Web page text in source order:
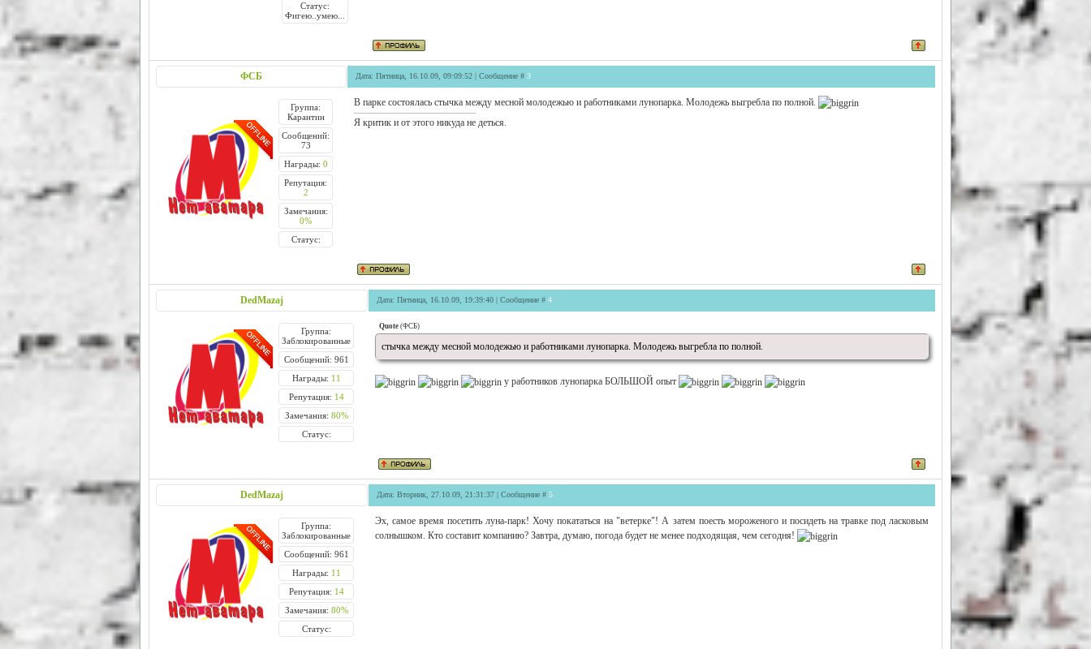
Статус:
Фигею..умею...
ФСБ Дата: Пятница, 16.10.09, 09:09:52 | Сообщение # 3
Группа:
Карантин
Сообщений:
73
Награды: 0
Репутация:
2
Замечания:
0%
Статус:
В парке состоялась стычка между месной молодежью и работниками лунопарка. Молодежь выгребла по полной.
Я критик и от этого никуда не деться.
DedMazaj Дата: Пятница, 16.10.09, 19:39:40 | Сообщение # 4
Группа:
Заблокированные
Сообщений: 961
Награды: 11
Репутация: 14
Замечания: 80%
Статус:
Quote (ФСБ)
стычка между месной молодежью и работниками лунопарка. Молодежь выгребла по полной.
у работников лунопарка БОЛЬШОЙ опыт
DedMazaj Дата: Вторник, 27.10.09, 21:31:37 | Сообщение # 5
Группа:
Заблокированные
Сообщений: 961
Награды: 11
Репутация: 14
Замечания: 80%
Статус:
Эх, самое время посетить луна-парк! Хочу покататься на "ветерке"! А затем поесть мороженого и посидеть на травке под ласковым
солнышком. Кто составит компанию? Завтра, думаю, погода будет не менее подходящая, чем сегодня!